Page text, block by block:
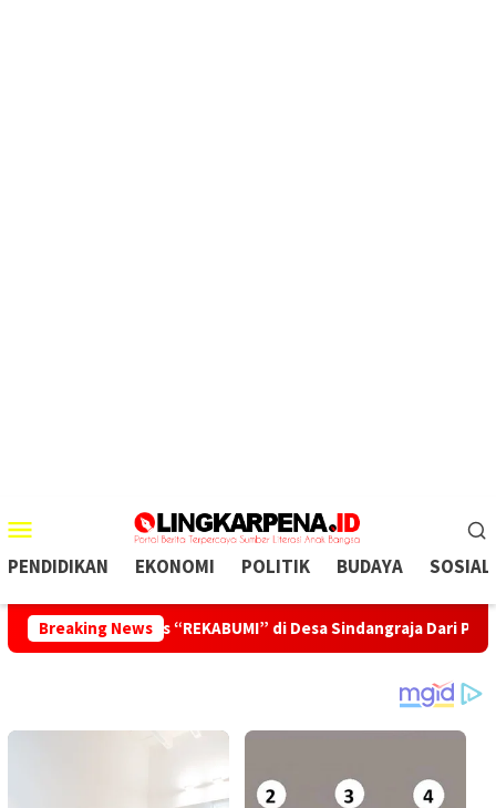
Mobile
PENDIDIKAN EKONOMI POLITIK BUDAYA SOSIAL
Breaking News
UMMI Gagas “REKABUMI” di Desa Sindangraja Dari Pupuk